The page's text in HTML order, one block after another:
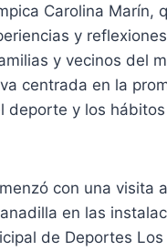
Carolina Marín,
y
y vecinos del
centrada en la
deporte y los
con una visita
en las
de Deportes Los